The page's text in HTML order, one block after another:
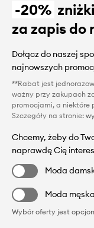
-20%
za zapis do
Dołącz do naszej
najnowszych
**Rabat jest
ważny przy zakupach
promocjami, a niektóre
Szczegóły na stronie:
Chcemy, żeby do
naprawdę Cię
Moda
Moda męska
Wybór oferty jest